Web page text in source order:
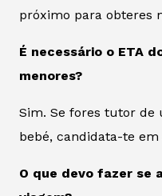
próximo para obteres
É necessário o ETA
menores?
Sim. Se fores tutor
bebé, candidata-te em
O que devo fazer se